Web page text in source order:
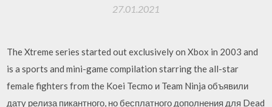
27.01.2021
The Xtreme series started out exclusively on Xbox in 2003 and
is a sports and mini-game compilation starring the all-star
female fighters from the Koei Tecmo и Team Ninja объявили
дату релиза пикантного, но бесплатного дополнения для Dead